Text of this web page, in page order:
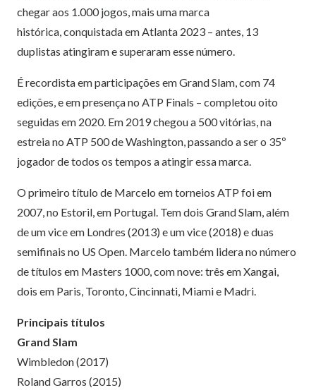
chegar aos 1.000 jogos, mais uma marca
histórica, conquistada em Atlanta 2023 – antes, 13
duplistas atingiram e superaram esse número.
É recordista em participações em Grand Slam, com 74
edições, e em presença no ATP Finals – completou oito
seguidas em 2020. Em 2019 chegou a 500 vitórias, na
estreia no ATP 500 de Washington, passando a ser o 35º
jogador de todos os tempos a atingir essa marca.
O primeiro título de Marcelo em torneios ATP foi em
2007, no Estoril, em Portugal. Tem dois Grand Slam, além
de um vice em Londres (2013) e um vice (2018) e duas
semifinais no US Open. Marcelo também lidera no número
de títulos em Masters 1000, com nove: três em Xangai,
dois em Paris, Toronto, Cincinnati, Miami e Madri.
Principais títulos
Grand Slam
Wimbledon (2017)
Roland Garros (2015)